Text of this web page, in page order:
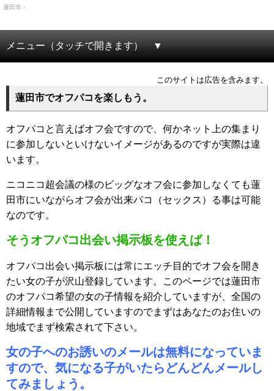
蓮田市 -
メニュー（タッチで開きます）
このサイトは広告を含みます。
蓮田市でオフパコを楽しもう。
オフパコと言えばオフ会ですので、何かネット上の集まり
に参加しないといけないイメージがあるのですが実際は違
います。
ニコニコ超会議の様のビッグなオフ会に参加しなくても蓮
田市にいながらオフ会が出来パコ（セックス）る事は可能
なのです。
そうオフパコ出会い掲示板を使えば！
オフパコ出会い掲示板には常にエッチ目的でオフ会を開き
たい女の子が沢山登録しています。このページでは蓮田市
のオフパコ希望の女の子情報を紹介していますが、全国の
詳細情報まで公開していますのでまずはあなたのお住いの
地域でまず検索されて下さい。
女の子へのお誘いのメールは無料になっていま
すので、気になる子がいたらどんどんメールし
てみましょう。